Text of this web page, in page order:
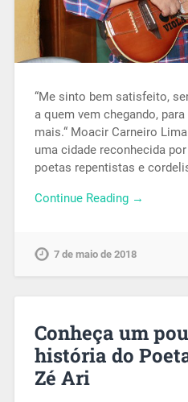
“Me sinto bem satisfeito,
a quem vem chegando,
mais.“ Moacir Carneiro
uma cidade reconhecida
poetas repentistas e
Continue Reading →
7 de maio de 2018
Conheça um
história do
Zé Ari